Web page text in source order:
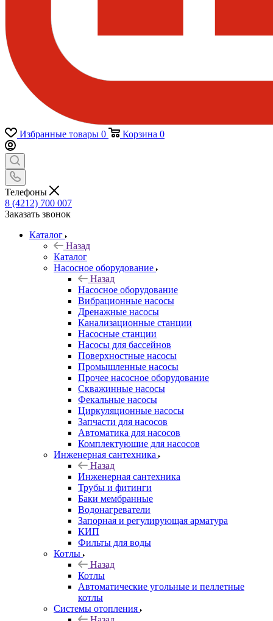
Избранные товары 0 Корзина 0
Телефоны
8 (4212) 700 007
Заказать звонок
Каталог
Назад
Каталог
Насосное оборудование
Назад
Насосное оборудование
Вибрационные насосы
Дренажные насосы
Канализационные станции
Насосные станции
Насосы для бассейнов
Поверхностные насосы
Промышленные насосы
Прочее насосное оборудование
Скважинные насосы
Фекальные насосы
Циркуляционные насосы
Запчасти для насосов
Автоматика для насосов
Комплектующие для насосов
Инженерная сантехника
Назад
Инженерная сантехника
Трубы и фитинги
Баки мембранные
Водонагреватели
Запорная и регулирующая арматура
КИП
Фильты для воды
Котлы
Назад
Котлы
Автоматические угольные и пеллетные
котлы
Системы отопления